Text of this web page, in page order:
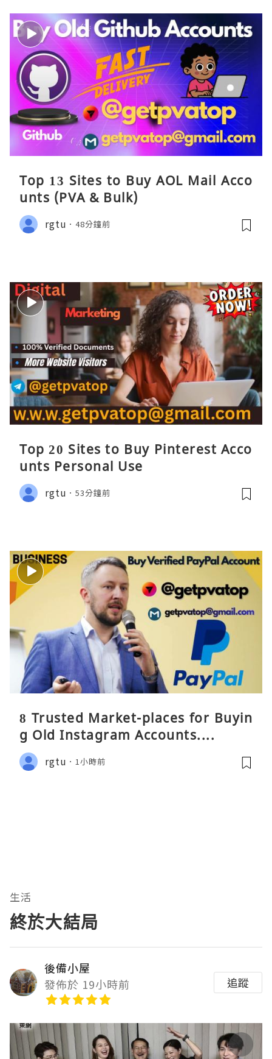
Top 13 Sites to Buy AOL Mail Acco
unts (PVA & Bulk)
rgtu 48分鐘前
Top 20 Sites to Buy Pinterest Acco
unts Personal Use
rgtu 53分鐘前
8 Trusted Market-places for Buyin
g Old Instagram Accounts....
rgtu 1小時前
生活
終於大結局
後備小屋
發佈於 19小時前
追蹤